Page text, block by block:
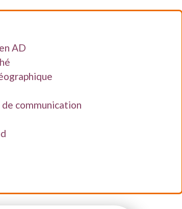
AD
communication